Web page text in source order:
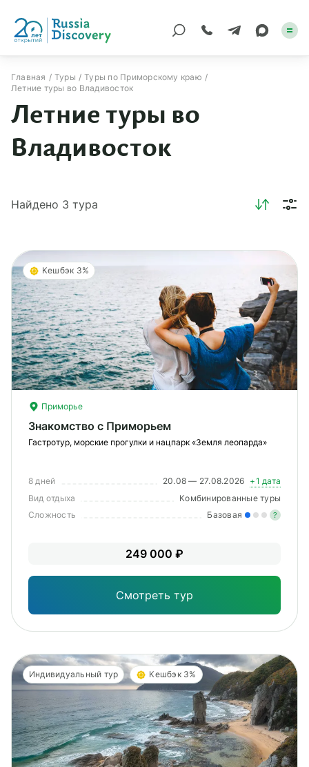
Регионы
Индивидуальные
Корпоративные
О компании
Журнал
Сертификаты
Пн-Пт:10:00–20:00
11:00–20:00
Главная Туры
Туры по Приморскому краю
Летние туры во Владивосток
Летние туры во
Владивосток
Найдено 3 тура
Кешбэк 3%
Приморье
Знакомство с Приморьем
Гастротур, морские прогулки и нацпарк «Земля леопарда»
8 дней 20.08 — 27.08.2026 +1 дата
Вид отдыха
Комбинированные туры
Сложность
Базовая ?
249 000 ₽
Смотреть тур
Индивидуальный тур Кешбэк 3%